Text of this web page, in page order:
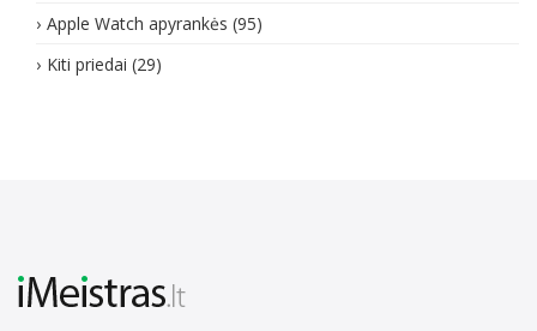
Apple Watch apyrankės (95)
Kiti priedai (29)